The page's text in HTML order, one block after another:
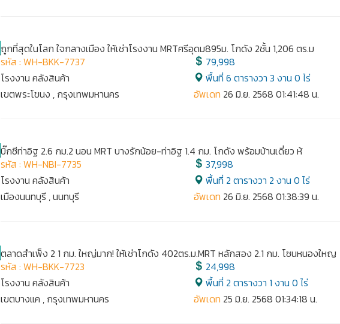
ถูกที่สุดในโลก ใจกลางเมือง ให้เช่าโรงงาน MRTศรีอุดม895ม. โกดัง 2ชั้น 1,206 ตร.ม
รหัส : WH-BKK-7737
โรงงาน คลังสินค้า
เขตพระโขนง , กรุงเทพมหานคร
79,998
พื้นที่ 6 ตารางวา 3 งาน 0 ไร่
อัพเดท 26 มิ.ย. 2568 01:41:48 น.
บิ๊กซีท่าอิฐ 2.6 กม.2 นอน MRT บางรักน้อย-ท่าอิฐ 1.4 กม. โกดัง พร้อมบ้านเดี่ยว ห้
รหัส : WH-NBI-7735
โรงงาน คลังสินค้า
เมืองนนทบุรี , นนทบุรี
37,998
พื้นที่ 2 ตารางวา 2 งาน 0 ไร่
อัพเดท 26 มิ.ย. 2568 01:38:39 น.
ตลาดสำเพ็ง 2 1 กม. ใหญ่มาก! ให้เช่าโกดัง 402ตร.ม.MRT หลักสอง 2.1 กม. โซนหนองใหญ
รหัส : WH-BKK-7723
โรงงาน คลังสินค้า
เขตบางแค , กรุงเทพมหานคร
24,998
พื้นที่ 2 ตารางวา 1 งาน 0 ไร่
อัพเดท 25 มิ.ย. 2568 01:34:18 น.